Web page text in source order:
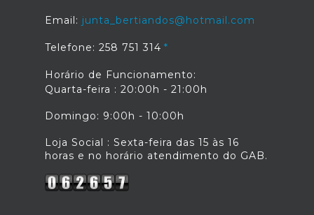
Email: junta_bertiandos@hotmail.com
Telefone: 258 751 314
Horário de Funcionamento:
Quarta-feira : 20:00h - 21:00h
Domingo: 9:00h - 10:00h
Loja Social : Sexta-feira das 15 às 16
horas e no horário atendimento do GAB.